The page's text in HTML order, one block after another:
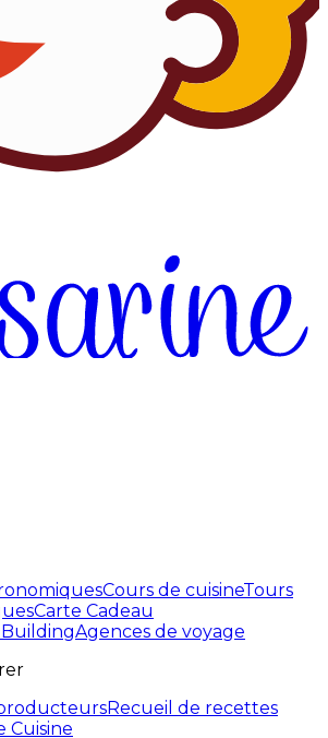
Cours de cuisineTours
Carte Cadeau
Agences de voyage
Recueil de recettes
Cuisine